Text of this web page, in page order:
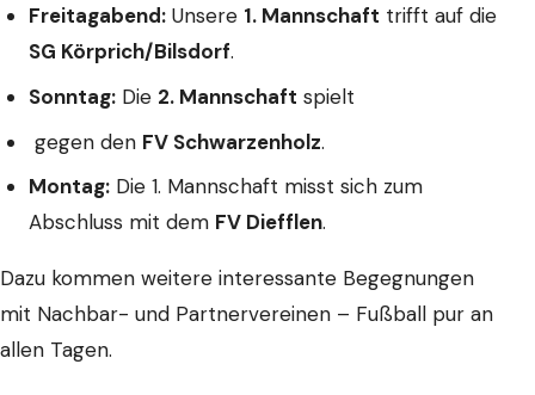
Freitagabend:Unsere 1. Mannschaft trifft auf die
SG Körprich/Bilsdorf.
Sonntag:Die 2. Mannschaft spielt
gegen den FV Schwarzenholz.
Montag:Die 1. Mannschaft misst sich zum
Abschluss mit dem FV Diefflen.
Dazu kommen weitere interessante Begegnungen
mit Nachbar- und Partnervereinen – Fußball pur an
allen Tagen.